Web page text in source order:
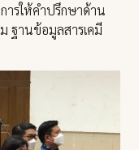
ารให้คำปรึกษาด้าน
ฐานข้อมูลสารเคมี